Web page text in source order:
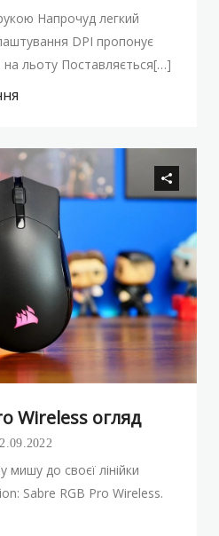
Напрочуд легкий
DPI пропонує
на льоту Поставляється[…]
Wireless огляд
до своєї лінійки
Sabre RGB Pro Wireless.